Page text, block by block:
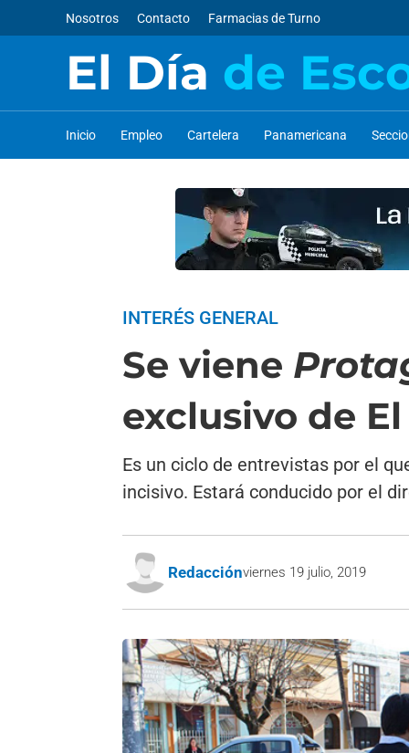
Nosotros Contacto Farmacias de Turno
El Día de
Inicio Empleo Cartelera Panamericana
INTERÉS GENERAL
Se viene
exclusivo de
Es un ciclo de entrevistas por el
incisivo. Estará conducido por el
Redacciónviernes 19 julio, 2019